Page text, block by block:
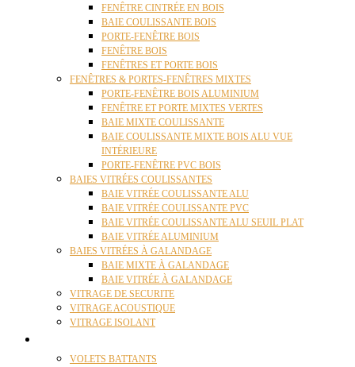
FENÊTRE CINTRÉE EN BOIS
BAIE COULISSANTE BOIS
PORTE-FENÊTRE BOIS
FENÊTRE BOIS
FENÊTRES ET PORTE BOIS
FENÊTRES & PORTES-FENÊTRES MIXTES
PORTE-FENÊTRE BOIS ALUMINIUM
FENÊTRE ET PORTE MIXTES VERTES
BAIE MIXTE COULISSANTE
BAIE COULISSANTE MIXTE BOIS ALU VUE
INTÉRIEURE
PORTE-FENÊTRE PVC BOIS
BAIES VITRÉES COULISSANTES
BAIE VITRÉE COULISSANTE ALU
BAIE VITRÉE COULISSANTE PVC
BAIE VITRÉE COULISSANTE ALU SEUIL PLAT
BAIE VITRÉE ALUMINIUM
BAIES VITRÉES À GALANDAGE
BAIE MIXTE À GALANDAGE
BAIE VITRÉE À GALANDAGE
VITRAGE DE SECURITE
VITRAGE ACOUSTIQUE
VITRAGE ISOLANT
VOLETS BATTANTS